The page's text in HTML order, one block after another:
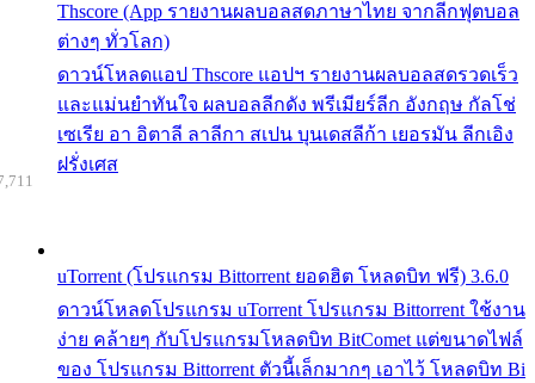
Thscore (App รายงานผลบอลสดภาษาไทย จากลีกฟุตบอล
ต่างๆ ทั่วโลก)
ดาวน์โหลดแอป Thscore แอปฯ รายงานผลบอลสดรวดเร็ว
และแม่นยำทันใจ ผลบอลลีกดัง พรีเมียร์ลีก อังกฤษ กัลโช่
เซเรีย อา อิตาลี ลาลีกา สเปน บุนเดสลีก้า เยอรมัน ลีกเอิง
ฝรั่งเศส
uTorrent (โปรแกรม Bittorrent ยอดฮิต โหลดบิท ฟรี) 3.6.0
ดาวน์โหลดโปรแกรม uTorrent โปรแกรม Bittorrent ใช้งาน
ง่าย คล้ายๆ กับโปรแกรมโหลดบิท BitComet แต่ขนาดไฟล์
ของ โปรแกรม Bittorrent ตัวนี้เล็กมากๆ เอาไว้ โหลดบิท Bi